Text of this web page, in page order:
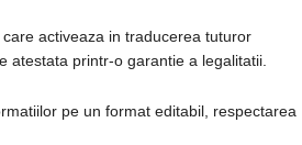
activeaza in traducerea tuturor
atestata printr-o garantie a legalitatii.
pe un format editabil, respectarea